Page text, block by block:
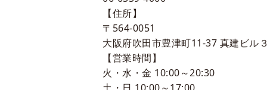
【住所】
〒564-0051
大阪府吹田市豊津町11-37 真建ビル
【営業時間】
火・水・金 10:00～20:30